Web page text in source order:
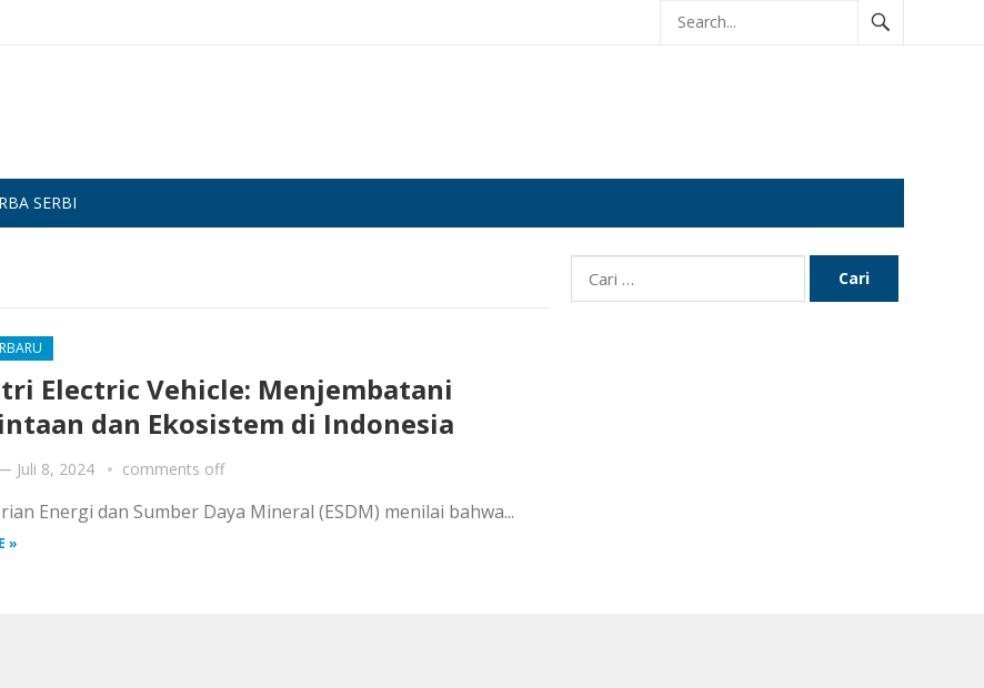
SERBI
Electric Vehicle: Menjembatani
dan Ekosistem di Indonesia
Juli 8, 2024 comments off
Energi dan Sumber Daya Mineral (ESDM) menilai bahwa...
»
Cari
untuk: